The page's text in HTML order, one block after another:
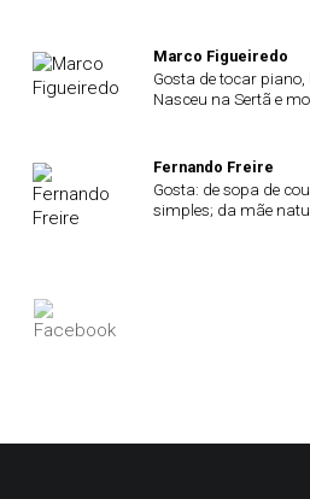
Marco Figueiredo
Gosta de tocar piano,
Nasceu na Sertã e
Fernando Freire
Gosta: de sopa de
simples; da mãe